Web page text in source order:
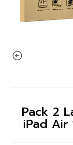
Pack 2
iPad Air